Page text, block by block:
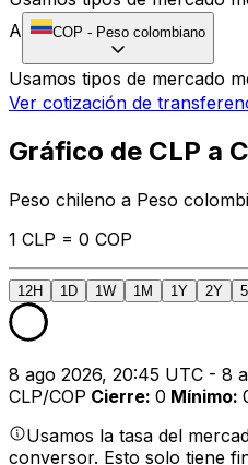
A
COP - Peso colombiano
Usamos tipos de mercado
Ver cotización de
Gráfico de CLP a
Peso chileno a Peso
1 CLP = 0 COP
12H 1D 1W 1M 1Y 2Y
8 ago 2026, 20:45 UTC - 8
CLP/COP Cierre: 0 Mínimo:
Usamos la tasa del
conversor. Esto solo tiene